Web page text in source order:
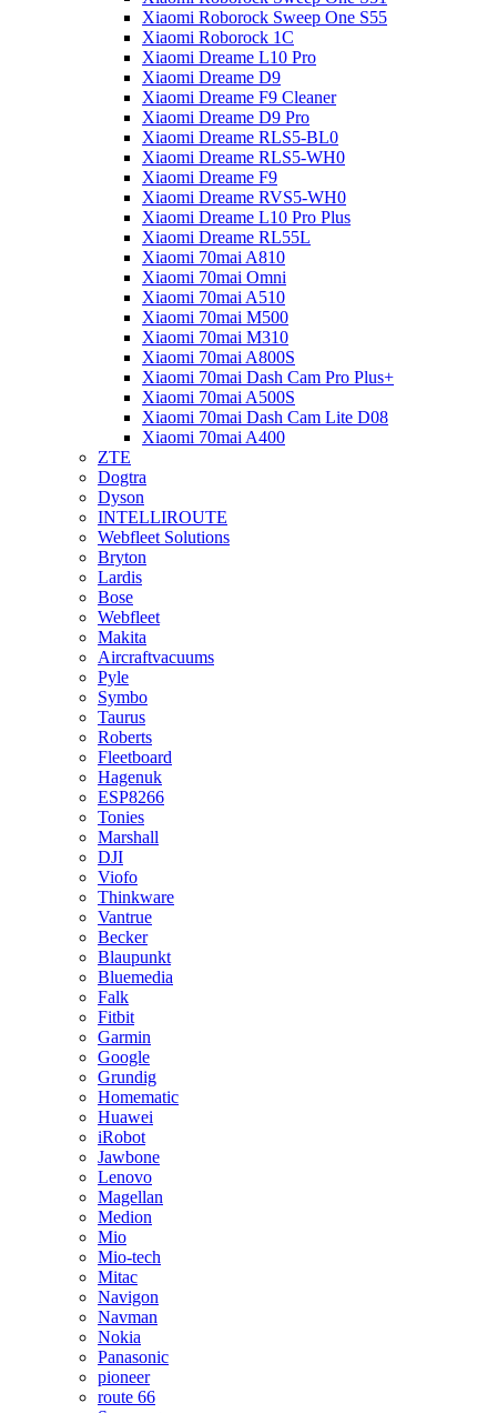
Xiaomi Roborock Sweep One S55
Xiaomi Roborock 1C
Xiaomi Dreame L10 Pro
Xiaomi Dreame D9
Xiaomi Dreame F9 Cleaner
Xiaomi Dreame D9 Pro
Xiaomi Dreame RLS5-BL0
Xiaomi Dreame RLS5-WH0
Xiaomi Dreame F9
Xiaomi Dreame RVS5-WH0
Xiaomi Dreame L10 Pro Plus
Xiaomi Dreame RL55L
Xiaomi 70mai A810
Xiaomi 70mai Omni
Xiaomi 70mai A510
Xiaomi 70mai M500
Xiaomi 70mai M310
Xiaomi 70mai A800S
Xiaomi 70mai Dash Cam Pro Plus+
Xiaomi 70mai A500S
Xiaomi 70mai Dash Cam Lite D08
Xiaomi 70mai A400
ZTE
Dogtra
Dyson
INTELLIROUTE
Webfleet Solutions
Bryton
Lardis
Bose
Webfleet
Makita
Aircraftvacuums
Pyle
Symbo
Taurus
Roberts
Fleetboard
Hagenuk
ESP8266
Tonies
Marshall
DJI
Viofo
Thinkware
Vantrue
Becker
Blaupunkt
Bluemedia
Falk
Fitbit
Garmin
Google
Grundig
Homematic
Huawei
iRobot
Jawbone
Lenovo
Magellan
Medion
Mio
Mio-tech
Mitac
Navigon
Navman
Nokia
Panasonic
pioneer
route 66